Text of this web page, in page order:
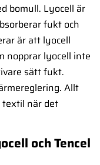
bomull. Lyocell är
fukt och
är att lyocell
nopprar lyocell inte
sätt fukt.
Allt
textil när det
och Tencel